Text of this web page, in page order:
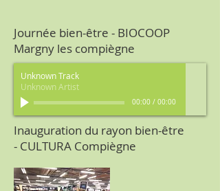
Journée bien-être - BIOCOOP
Margny les compiègne
Unknown Track
Unknown Artist
00:00 / 00:00
Inauguration du rayon bien-être
- CULTURA Compiègne